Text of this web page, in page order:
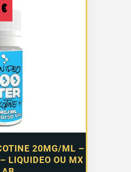
20MG/ML –
LIQUIDEO OU MX
€ Plage
de
prix :
0,99 €
à
7,99 €